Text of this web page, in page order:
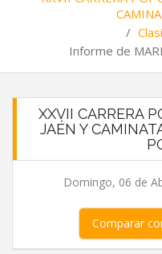
/
Informe de
XXVII CARRERA
JAÉN Y
Domingo, 06 de
Comparar